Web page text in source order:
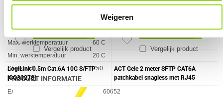
Weigeren
Kabelkleur
Geel
PVC
Kleurnummer
RAL 1023
Max. werktemperatuur
60 C
Min. werktemperatuur
20 C
Steekcycli
750
PRODUCT INFORMATIE
EAN
8716065276886
Vergelijk product
4,95
Vergelijk product
3,95
LogiLink 0.5m Cat.6A 10G S/FTP -
[CQ3027S]
ACT Gele 2 meter SFTP CAT6A
patchkabel snagless met RJ45